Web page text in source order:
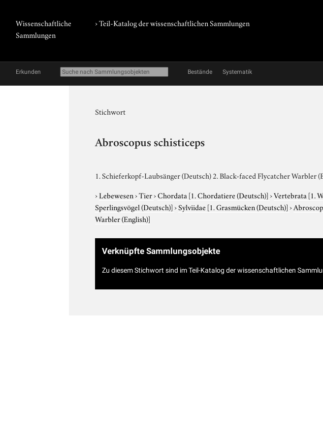
Wissenschaftliche
Sammlungen
› Teil-Katalog der wissenschaftlichen Sammlungen
Erkunden Bestände Systematik
Stichwort
Abroscopus schisticeps
1. Schieferkopf-Laubsänger (Deutsch) 2. Black-faced Flycatcher Warbler
›Lebewesen›Tier›Chordata [1. Chordatiere (Deutsch)]›Vertebrata [1.
Sperlingsvögel (Deutsch)]›Sylviidae [1. Grasmücken (Deutsch)]›
Warbler (English)]
Verknüpfte Sammlungsobjekte
Zu diesem Stichwort sind im Teil-Katalog der wissenschaftlichen